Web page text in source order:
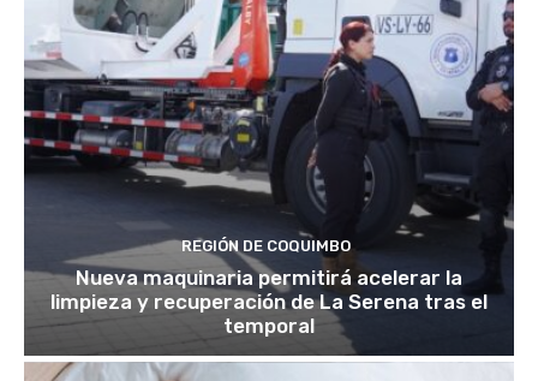
REGIÓN DE COQUIMBO
Nueva maquinaria permitirá acelerar la
limpieza y recuperación de La Serena tras el
temporal